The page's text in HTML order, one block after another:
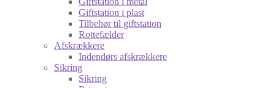
Giftstation i plast
Tilbehør til giftstation
Rottefælder
Afskrækkere
Indendørs afskrækkere
Sikring
Sikring